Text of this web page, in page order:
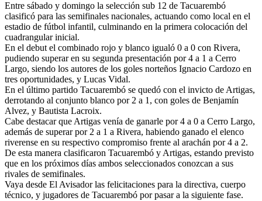
Entre sábado y domingo la selección sub 12 de Tacuarembó
clasificó para las semifinales nacionales, actuando como local en el
estadio de fútbol infantil, culminando en la primera colocación del
cuadrangular inicial.
En el debut el combinado rojo y blanco igualó 0 a 0 con Rivera,
pudiendo superar en su segunda presentación por 4 a 1 a Cerro
Largo, siendo los autores de los goles norteños Ignacio Cardozo en
tres oportunidades, y Lucas Vidal.
En el último partido Tacuarembó se quedó con el invicto de Artigas,
derrotando al conjunto blanco por 2 a 1, con goles de Benjamín
Alvez, y Bautista Lacroix.
Cabe destacar que Artigas venía de ganarle por 4 a 0 a Cerro Largo,
además de superar por 2 a 1 a Rivera, habiendo ganado el elenco
riverense en su respectivo compromiso frente al arachán por 4 a 2.
De esta manera clasificaron Tacuarembó y Artigas, estando previsto
que en los próximos días ambos seleccionados conozcan a sus
rivales de semifinales.
Vaya desde El Avisador las felicitaciones para la directiva, cuerpo
técnico, y jugadores de Tacuarembó por pasar a la siguiente fase.